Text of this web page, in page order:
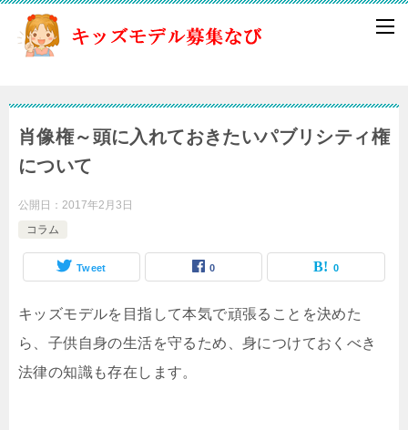
肖像権～頭に入れておきたいパブリシティ権
について
公開日： 2017年2月3日
コラム
Tweet 0 0
キッズモデルを目指して本気で頑張ることを決めた
ら、子供自身の生活を守るため、身につけておくべき
法律の知識も存在します。